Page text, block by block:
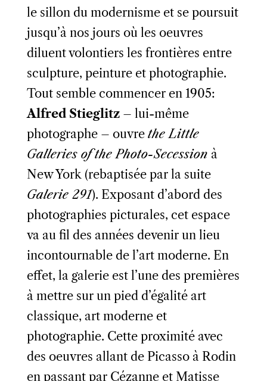
le sillon du modernisme et se poursuit
jusqu’à nos jours où les oeuvres
diluent volontiers les frontières entre
sculpture, peinture et photographie.
Tout semble commencer en 1905:
Alfred Stieglitz– lui-même
photographe – ouvre the Little
Galleries of the Photo-Secession à
New York (rebaptisée par la suite
Galerie 291). Exposant d’abord des
photographies picturales, cet espace
va au fil des années devenir un lieu
incontournable de l’art moderne. En
effet, la galerie est l’une des premières
à mettre sur un pied d’égalité art
classique, art moderne et
photographie. Cette proximité avec
des oeuvres allant de Picasso à Rodin
en passant par Cézanne et Matisse